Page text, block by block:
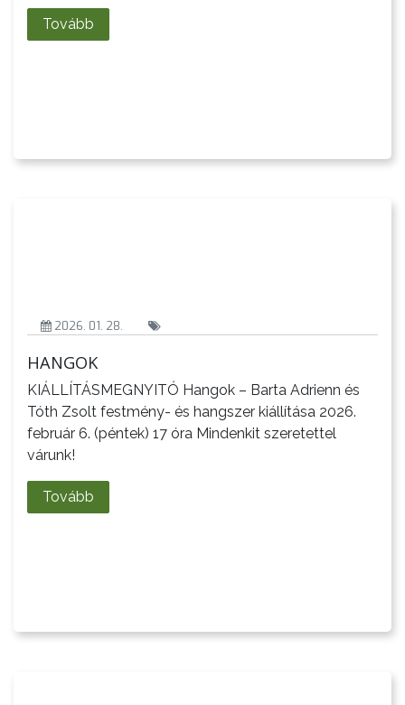
KONCEPCIÓK
AZ
ÖNKORMÁNYZAT
TESTÜLET
Tovább
2026. 01. 28.
HANGOK
KIÁLLÍTÁSMEGNYITÓ Hangok – Barta Adrienn és
Tóth Zsolt festmény- és hangszer kiállítása 2026.
február 6. (péntek) 17 óra Mindenkit szeretettel
várunk!
Tovább